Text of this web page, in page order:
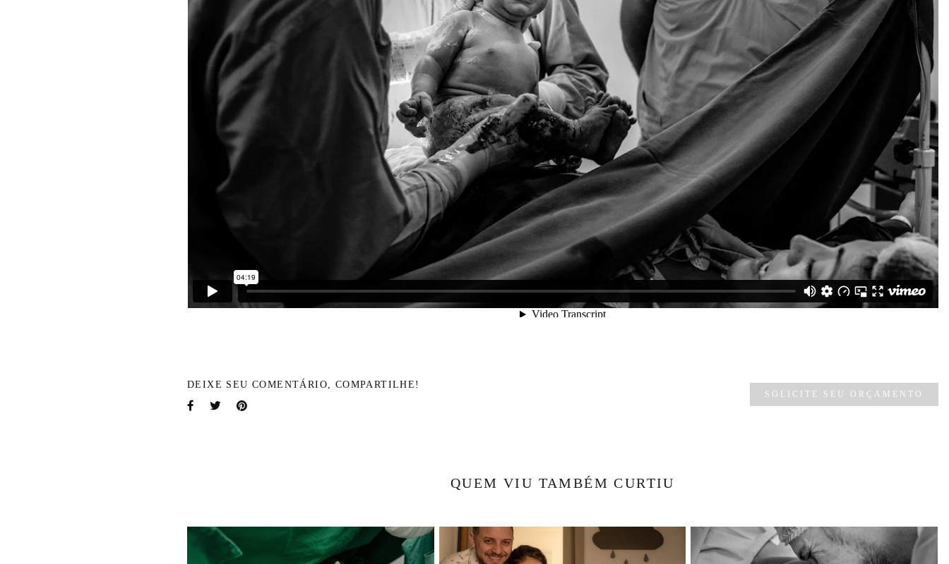
DEIXE SEU COMENTÁRIO, COMPARTILHE!
SOLICITE SEU ORÇAMENTO
QUEM VIU TAMBÉM CURTIU